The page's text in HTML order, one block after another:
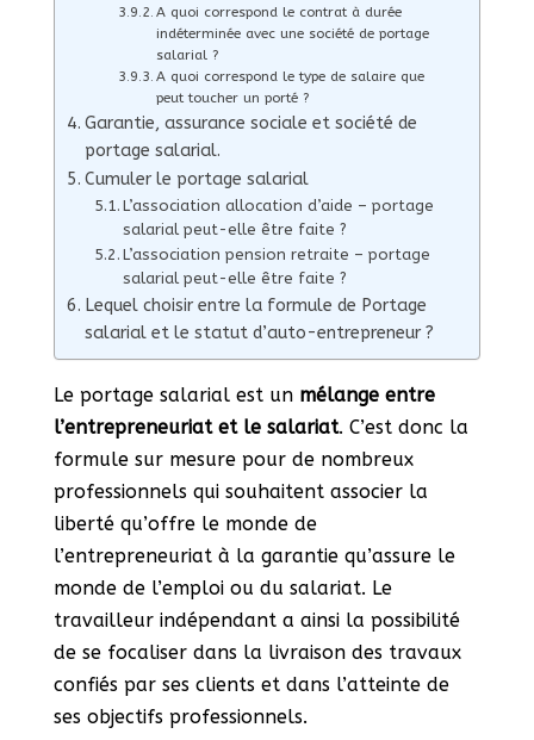
A quoi correspond le contrat à durée
indéterminée avec une société de portage
salarial ?
A quoi correspond le type de salaire que
peut toucher un porté ?
Garantie, assurance sociale et société de
portage salarial.
Cumuler le portage salarial
L’association allocation d’aide – portage
salarial peut-elle être faite ?
L’association pension retraite – portage
salarial peut-elle être faite ?
Lequel choisir entre la formule de Portage
salarial et le statut d’auto-entrepreneur ?
Le portage salarial est un mélange entre
l’entrepreneuriat et le salariat. C’est donc la
formule sur mesure pour de nombreux
professionnels qui souhaitent associer la
liberté qu’offre le monde de
l’entrepreneuriat à la garantie qu’assure le
monde de l’emploi ou du salariat. Le
travailleur indépendant a ainsi la possibilité
de se focaliser dans la livraison des travaux
confiés par ses clients et dans l’atteinte de
ses objectifs professionnels.